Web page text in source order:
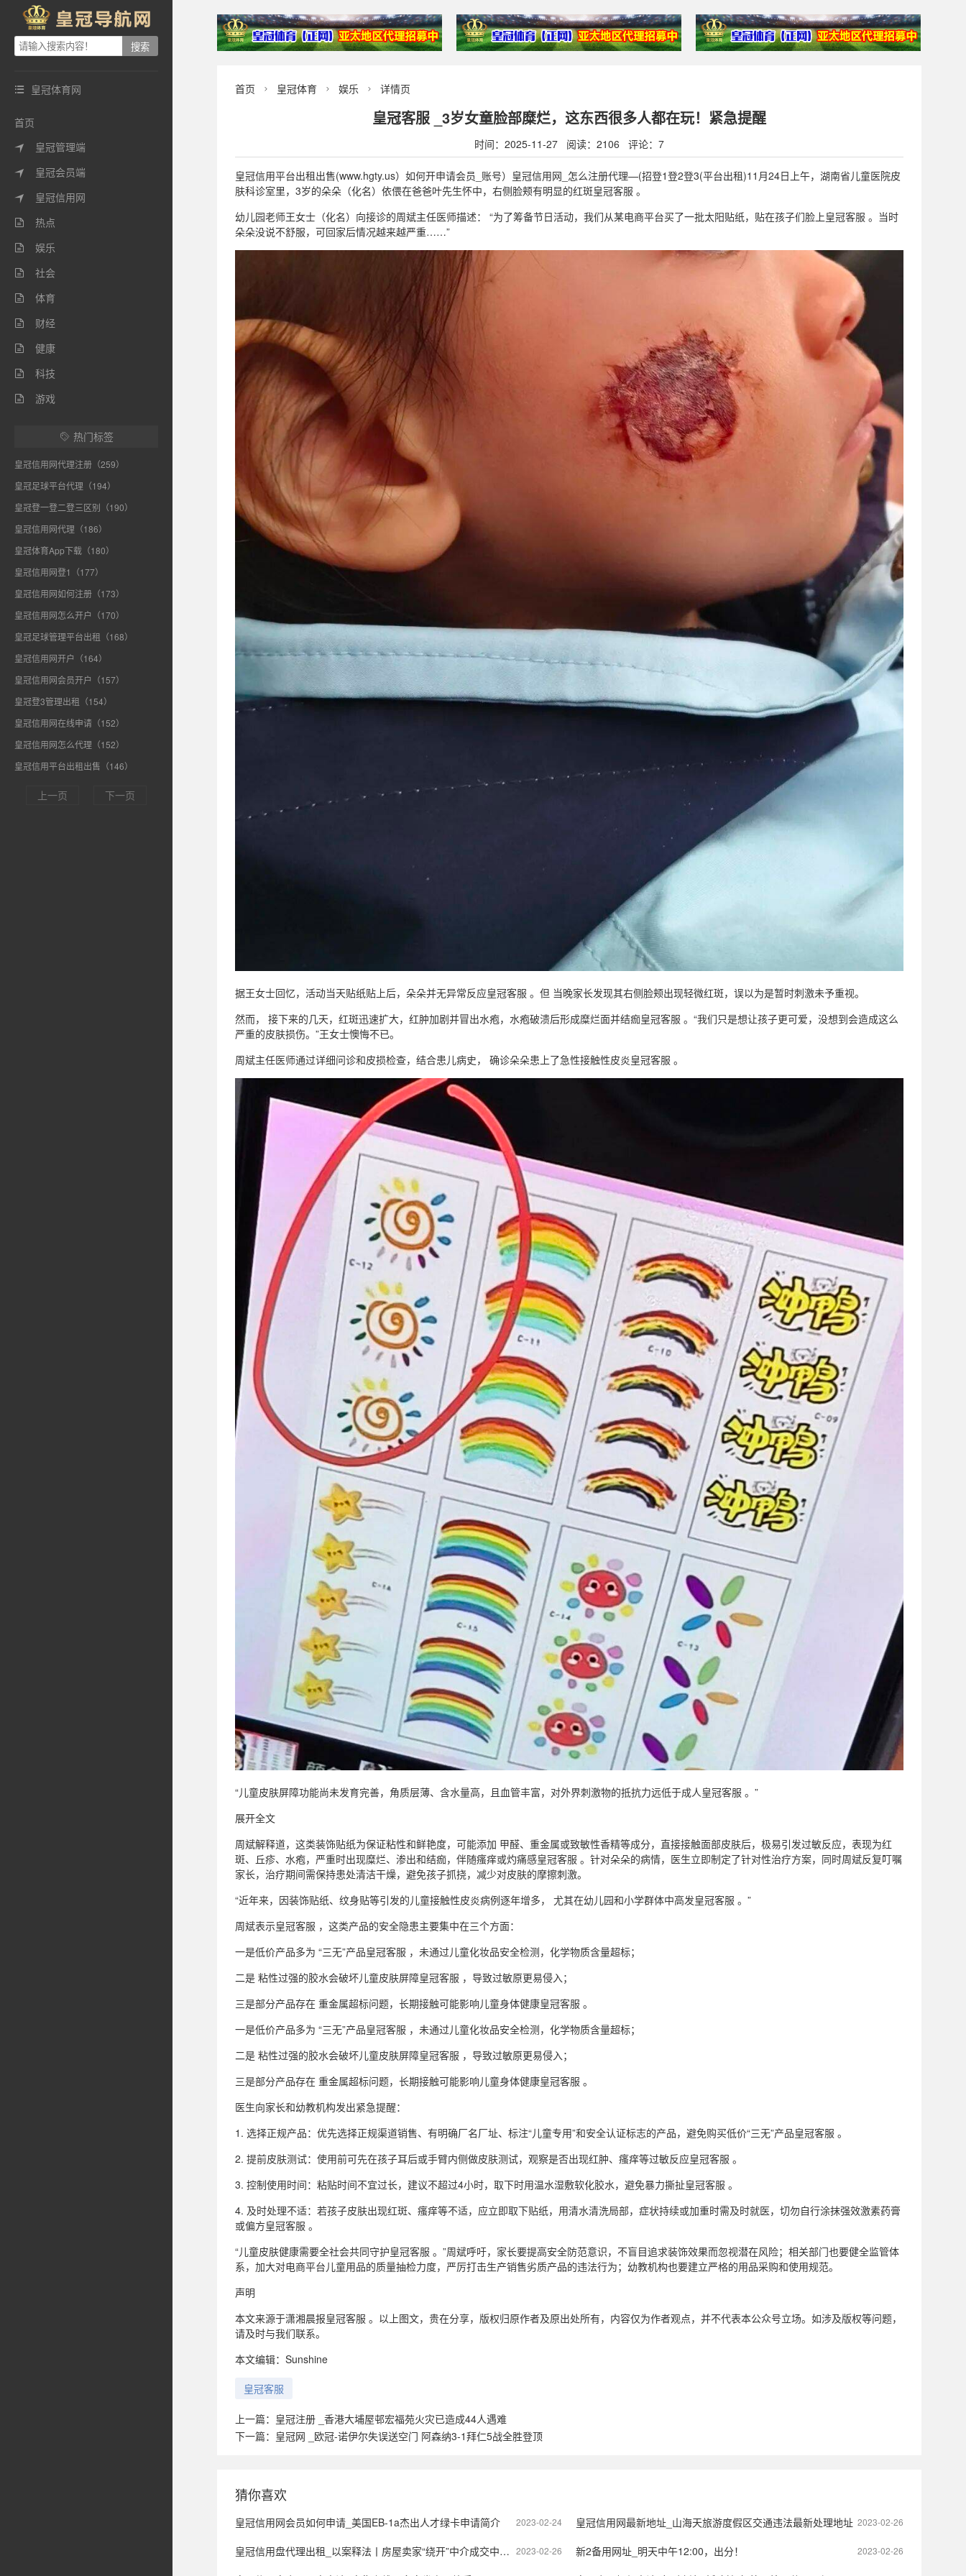
 皇冠体育网
首页
 皇冠管理端
 皇冠会员端
 皇冠信用网
 热点
 娱乐
 社会
 体育
 财经
 健康
 科技
 游戏
 热门标签
皇冠信用网代理注册（259）
皇冠足球平台代理（194）
皇冠登一登二登三区别（190）
皇冠信用网代理（186）
皇冠体育App下载（180）
皇冠信用网登1（177）
皇冠信用网如何注册（173）
皇冠信用网怎么开户（170）
皇冠足球管理平台出租（168）
皇冠信用网开户（164）
皇冠信用网会员开户（157）
皇冠登3管理出租（154）
皇冠信用网在线申请（152）
皇冠信用网怎么代理（152）
皇冠信用平台出租出售（146）
上一页 下一页
首页  皇冠体育  娱乐  详情页
皇冠客服 _3岁女童脸部糜烂，这东西很多人都在玩！紧急提醒
时间：2025-11-27 阅读：2106 评论：7
皇冠信用平台出租出售(www.hgty.us）如何开申请会员_账号）皇冠信用网_怎么注册代理—(招登1登2登3(平台出租)11月24日上午，湖南省儿童医院皮
肤科诊室里，3岁的朵朵（化名）依偎在爸爸叶先生怀中，右侧脸颊有明显的红斑皇冠客服 。
幼儿园老师王女士（化名）向接诊的周斌主任医师描述： “为了筹备节日活动，我们从某电商平台买了一批太阳贴纸，贴在孩子们脸上皇冠客服 。当时
朵朵没说不舒服，可回家后情况越来越严重……”
据王女士回忆，活动当天贴纸贴上后，朵朵并无异常反应皇冠客服 。但 当晚家长发现其右侧脸颊出现轻微红斑，误以为是暂时刺激未予重视。
然而， 接下来的几天，红斑迅速扩大，红肿加剧并冒出水疱，水疱破溃后形成糜烂面并结痂皇冠客服 。“我们只是想让孩子更可爱，没想到会造成这么
严重的皮肤损伤。”王女士懊悔不已。
周斌主任医师通过详细问诊和皮损检查，结合患儿病史， 确诊朵朵患上了急性接触性皮炎皇冠客服 。
“儿童皮肤屏障功能尚未发育完善，角质层薄、含水量高，且血管丰富，对外界刺激物的抵抗力远低于成人皇冠客服 。”
展开全文
周斌解释道，这类装饰贴纸为保证粘性和鲜艳度，可能添加 甲醛、重金属或致敏性香精等成分，直接接触面部皮肤后，极易引发过敏反应，表现为红
斑、丘疹、水疱，严重时出现糜烂、渗出和结痂，伴随瘙痒或灼痛感皇冠客服 。针对朵朵的病情，医生立即制定了针对性治疗方案，同时周斌反复叮嘱
家长，治疗期间需保持患处清洁干燥，避免孩子抓挠，减少对皮肤的摩擦刺激。
“近年来，因装饰贴纸、纹身贴等引发的儿童接触性皮炎病例逐年增多， 尤其在幼儿园和小学群体中高发皇冠客服 。”
周斌表示皇冠客服 ，这类产品的安全隐患主要集中在三个方面：
一是低价产品多为 “三无”产品皇冠客服 ，未通过儿童化妆品安全检测，化学物质含量超标；
二是 粘性过强的胶水会破坏儿童皮肤屏障皇冠客服 ，导致过敏原更易侵入；
三是部分产品存在 重金属超标问题，长期接触可能影响儿童身体健康皇冠客服 。
一是低价产品多为 “三无”产品皇冠客服 ，未通过儿童化妆品安全检测，化学物质含量超标；
二是 粘性过强的胶水会破坏儿童皮肤屏障皇冠客服 ，导致过敏原更易侵入；
三是部分产品存在 重金属超标问题，长期接触可能影响儿童身体健康皇冠客服 。
医生向家长和幼教机构发出紧急提醒：
1. 选择正规产品：优先选择正规渠道销售、有明确厂名厂址、标注“儿童专用”和安全认证标志的产品，避免购买低价“三无”产品皇冠客服 。
2. 提前皮肤测试：使用前可先在孩子耳后或手臂内侧做皮肤测试，观察是否出现红肿、瘙痒等过敏反应皇冠客服 。
3. 控制使用时间：粘贴时间不宜过长，建议不超过4小时，取下时用温水湿敷软化胶水，避免暴力撕扯皇冠客服 。
4. 及时处理不适：若孩子皮肤出现红斑、瘙痒等不适，应立即取下贴纸，用清水清洗局部，症状持续或加重时需及时就医，切勿自行涂抹强效激素药膏
或偏方皇冠客服 。
“儿童皮肤健康需要全社会共同守护皇冠客服 。”周斌呼吁，家长要提高安全防范意识，不盲目追求装饰效果而忽视潜在风险；相关部门也要健全监管体
系，加大对电商平台儿童用品的质量抽检力度，严厉打击生产销售劣质产品的违法行为；幼教机构也要建立严格的用品采购和使用规范。
声明
本文来源于潇湘晨报皇冠客服 。以上图文，贵在分享，版权归原作者及原出处所有，内容仅为作者观点，并不代表本公众号立场。如涉及版权等问题，
请及时与我们联系。
本文编辑：Sunshine
皇冠客服
上一篇： 皇冠注册 _香港大埔屋邨宏福苑火灾已造成44人遇难
下一篇： 皇冠网 _欧冠-诺伊尔失误送空门 阿森纳3-1拜仁5战全胜登顶
猜你喜欢
2023-02-24
皇冠信用网会员如何申请_美国EB-1a杰出人才绿卡申请简介 2023-02-26
皇冠信用网最新地址_山海天旅游度假区交通违法最新处理地址
2023-02-26
皇冠信用盘代理出租_以案释法丨房屋卖家“绕开”中介成交中介索赔违约金，为何被法院驳回？ 2023-02-26
新2备用网址_明天中午12:00，出分！